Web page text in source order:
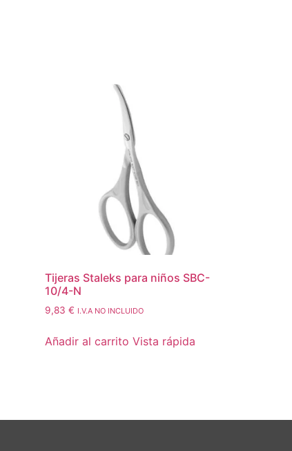
Tijeras Staleks para niños SBC-
10/4-N
9,83€ I.V.A NO INCLUIDO
Añadir al carrito Vista rápida